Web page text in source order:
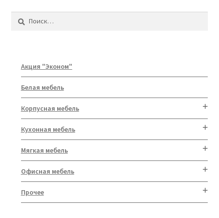
Акция "Эконом"
Белая мебель
Корпусная мебель
Кухонная мебель
Мягкая мебель
Офисная мебель
Прочее